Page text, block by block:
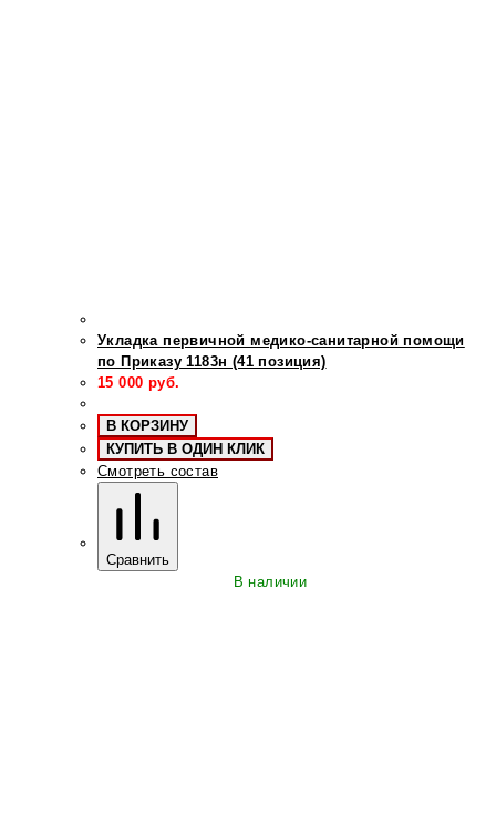
Укладка первичной медико-санитарной помощи
по Приказу 1183н (41 позиция)
15 000 руб.
В КОРЗИНУ
КУПИТЬ В ОДИН КЛИК
Смотреть состав
Сравнить
В наличии